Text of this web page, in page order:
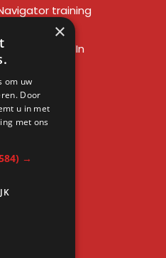
training
training
LinkedIn
training
workshop
cursus
zakelijk
×
om uw
Door
u in met
met ons
→